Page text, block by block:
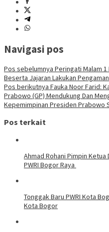
Navigasi pos
Pos sebelumnya Peringati Malam
Beserta Jajaran Lakukan
Pos berikutnya Fauka Noor Farid:
Prabowo (GP) Mendukung Dan
Kepemimpinan Presiden Prabowo
Pos terkait
Ahmad Rohani Pimpin Ketua
PWRI Bogor Raya
Tonggak Baru PWRI Kota
Kota Bogor